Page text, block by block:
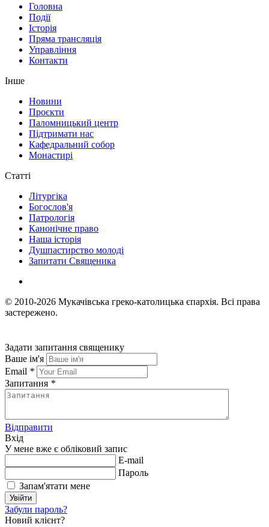
Головна
Події
Історія
Пряма трансляція
Управління
Контакти
Інше
Новини
Проєкти
Паломницький центр
Підтримати нас
Кафедральний собор
Монастирі
Статті
Літургіка
Богослов'я
Патрологія
Канонічне право
Наша історія
Душпастирство молоді
Запитати Священика
© 2010-2026 Мукачівська греко-католицька єпархія. Всі права
застережено.
Задати запитання священику
Ваше ім'я
Email *
Запитання *
Відправити
Вхід
У мене вже є обліковий запис
E-mail
Пароль
Запам'ятати мене
Увійти
Забули пароль?
Новий клієнт?